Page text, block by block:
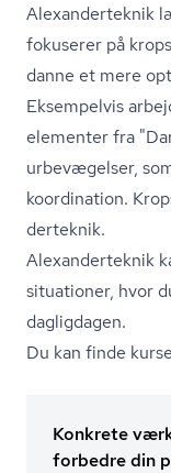
Ale­xan­der­tek­nik
fokuserer på
danne et mere
Eksempelvis
elementer fra
urbevægelser,
koordination.
der­tek­nik.
Ale­xan­der­tek­nik
situationer, hvor
dagligdagen.
Du kan finde
Konkrete
forbedre din